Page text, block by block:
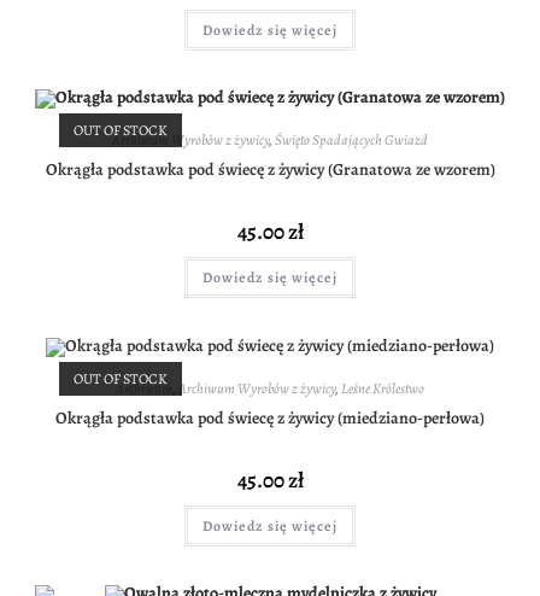
Dowiedz się więcej
OUT OF STOCK
Archiwum Wyrobów z żywicy,Święto Spadających Gwiazd
Okrągła podstawka pod świecę z żywicy (Granatowa ze wzorem)
45.00zł
Dowiedz się więcej
OUT OF STOCK
Archiwum , Archiwum Wyrobów z żywicy, Leśne Królestwo
Okrągła podstawka pod świecę z żywicy (miedziano-perłowa)
45.00zł
Dowiedz się więcej